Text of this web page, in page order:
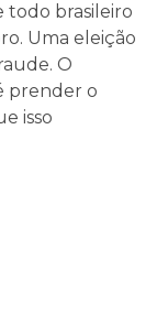
todo brasileiro
Uma eleição
O
prender o
isso